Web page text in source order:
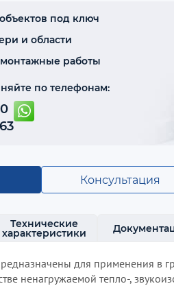
под ключ
и области
работы
по телефонам:
Консультация
Технические
характеристики
для применения в
ненагружаемой тепло-,